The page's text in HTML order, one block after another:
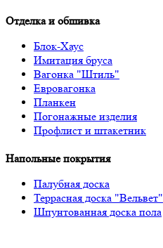
Отделка и обшивка
Блок-Хаус
Имитация бруса
Вагонка "Штиль"
Евровагонка
Планкен
Погонажные изделия
Профлист и штакетник
Напольные покрытия
Палубная доска
Террасная доска "Вельвет"
Шпунтованная доска пола